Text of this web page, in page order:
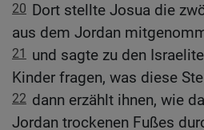
20 Dort stellte Josua die
aus dem Jordan
21
und sagte zu den
Kinder fragen, was diese
22 dann erzählt ihnen, wie
Jordan trockenen Fußes